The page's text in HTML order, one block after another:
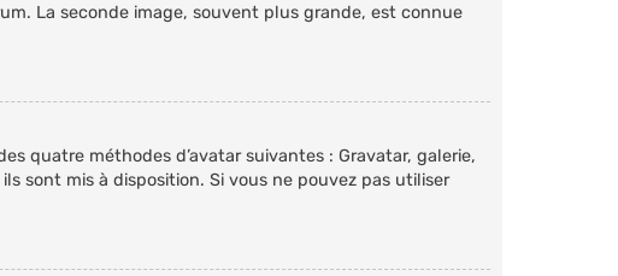
La seconde image, souvent plus grande, est connue
quatre méthodes d’avatar suivantes : Gravatar, galerie,
sont mis à disposition. Si vous ne pouvez pas utiliser